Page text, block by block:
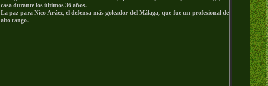
casa durante los últimos 36 años.
La paz para Nico Aráez, el defensa más goleador del Málaga, que fue un profesional de
alto rango.